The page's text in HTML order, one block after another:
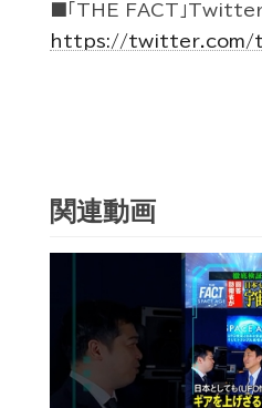
■「THE FACT」
https://twitter.com/
関連動画